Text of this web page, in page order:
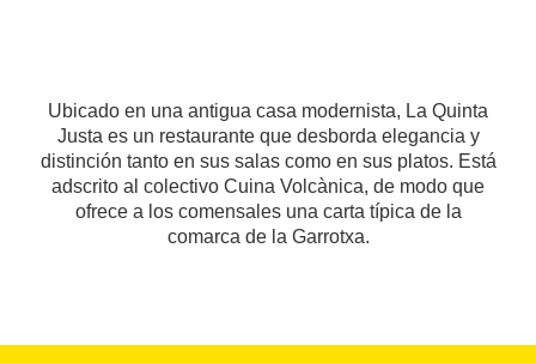
Ubicado en una antigua casa modernista, La Quinta
Justa es un restaurante que desborda elegancia y
distinción tanto en sus salas como en sus platos. Está
adscrito al colectivo Cuina Volcànica, de modo que
ofrece a los comensales una carta típica de la
comarca de la Garrotxa.